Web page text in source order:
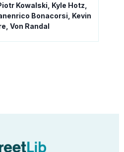
Kowalski, Kyle Hotz,
Bonacorsi, Kevin
Von Randal